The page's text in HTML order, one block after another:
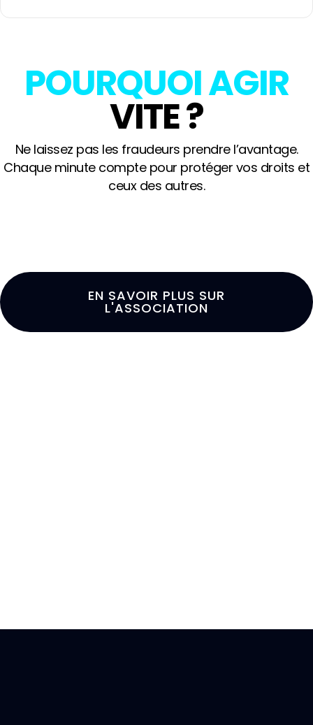
POURQUOI AGIR
VITE ?
Ne laissez pas les fraudeurs prendre l’avantage.
Chaque minute compte pour protéger vos droits et
ceux des autres.
EN SAVOIR PLUS SUR
L'ASSOCIATION